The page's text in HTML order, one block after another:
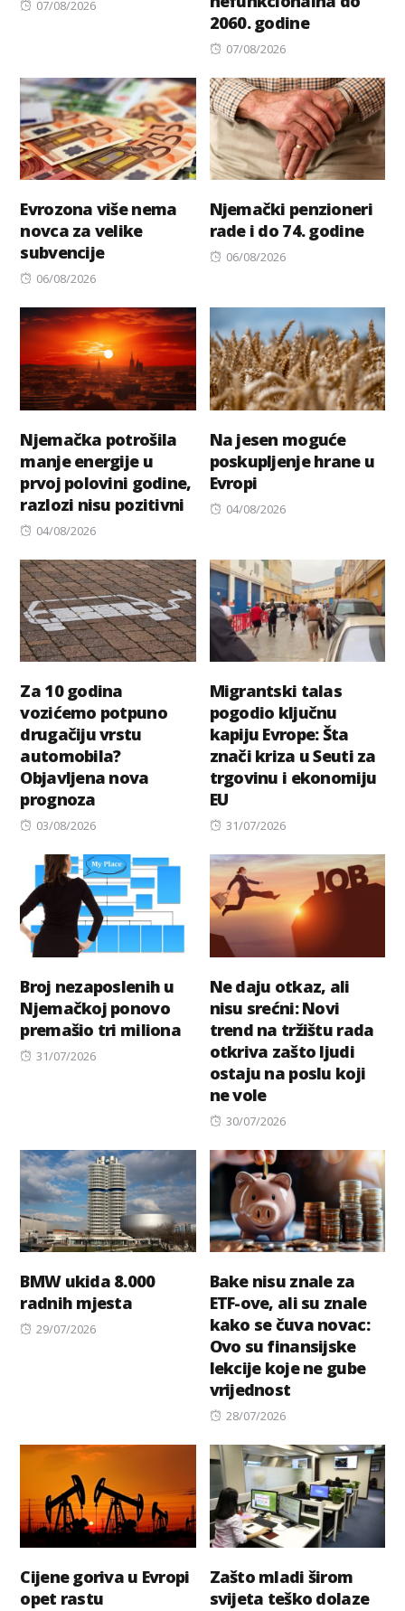
Posted
07/08/2026
2060. godine
Posted
07/08/2026
Evrozona više nema
novca za velike
subvencije
Posted
06/08/2026
Njemački penzioneri
rade i do 74. godine
Posted
06/08/2026
Njemačka potrošila
manje energije u
prvoj polovini godine,
razlozi nisu pozitivni
Posted
04/08/2026
Na jesen moguće
poskupljenje hrane u
Evropi
Posted
04/08/2026
Za 10 godina
vozićemo potpuno
drugačiju vrstu
automobila?
Objavljena nova
prognoza
Posted
03/08/2026
Migrantski talas
pogodio ključnu
kapiju Evrope: Šta
znači kriza u Seuti za
trgovinu i ekonomiju
EU
Posted
31/07/2026
Broj nezaposlenih u
Njemačkoj ponovo
premašio tri miliona
Posted
31/07/2026
Ne daju otkaz, ali
nisu srećni: Novi
trend na tržištu rada
otkriva zašto ljudi
ostaju na poslu koji
ne vole
Posted
30/07/2026
BMW ukida 8.000
radnih mjesta
Posted
29/07/2026
Bake nisu znale za
ETF-ove, ali su znale
kako se čuva novac:
Ovo su finansijske
lekcije koje ne gube
vrijednost
Posted
28/07/2026
Cijene goriva u Evropi
opet rastu
Zašto mladi širom
svijeta teško dolaze